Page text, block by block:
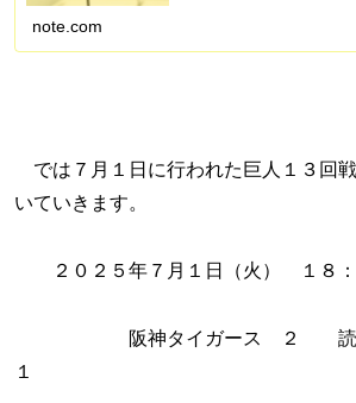
note.com
では７月１日に行われた巨人１３回
いていきます。
２０２５年７月１日（火） １８
阪神タイガース ２ 読売
１